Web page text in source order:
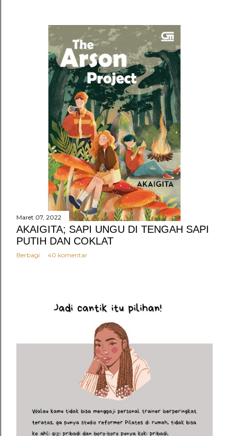
Maret 07, 2022
AKAIGITA; SAPI UNGU DI TENGAH SAPI
PUTIH DAN COKLAT
Berbagi 40 komentar